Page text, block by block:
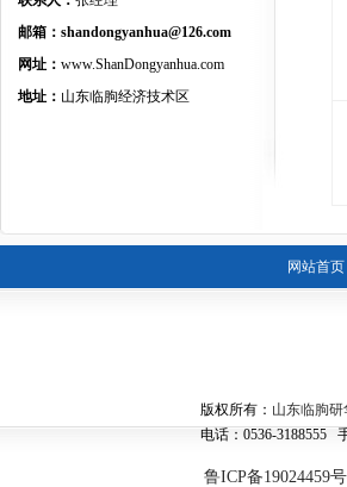
邮箱： shandongyanhua@126.com
网址： www.ShanDongyanhua.com
地址： 山东临朐经济技术区
网站首页
版权所有： 山东临朐研
电话：0536-3188555
鲁ICP备19024459